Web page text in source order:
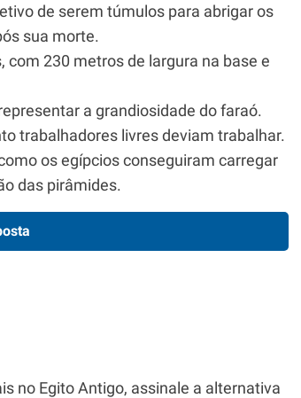
de serem túmulos para abrigar os
sua morte.
com 230 metros de largura na base e
a grandiosidade do faraó.
trabalhadores livres deviam trabalhar.
os egípcios conseguiram carregar
das pirâmides.
no Egito Antigo, assinale a alternativa